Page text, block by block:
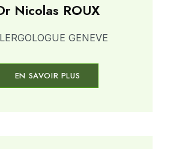
Nicolas ROUX
GENEVE
EN SAVOIR PLUS